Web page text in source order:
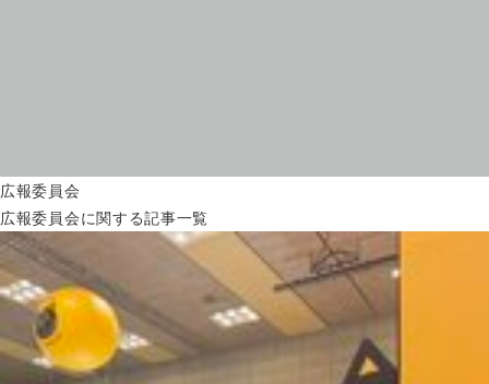
広報委員会
広報委員会に関する記事一覧